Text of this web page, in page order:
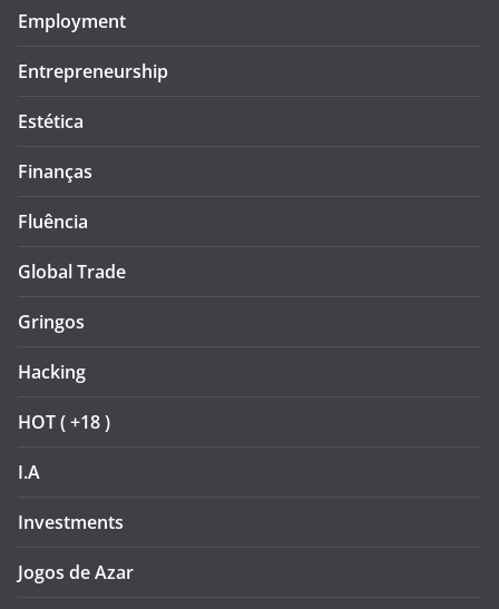
Employment
Entrepreneurship
Estética
Finanças
Fluência
Global Trade
Gringos
Hacking
HOT ( +18 )
I.A
Investments
Jogos de Azar